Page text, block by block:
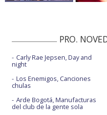
PRO.
Carly Rae Jepsen, Day and
night
Los Enemigos, Canciones
chulas
Arde Bogotá, Manufacturas
del club de la gente sola